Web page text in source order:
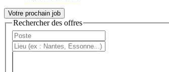
Votre prochain job
Rechercher des offres